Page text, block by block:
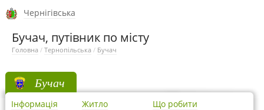
Чернігівська
Бучач, путівник по місту
Головна / Тернопільська / Бучач
Бучач
Інформація Житло Що робити